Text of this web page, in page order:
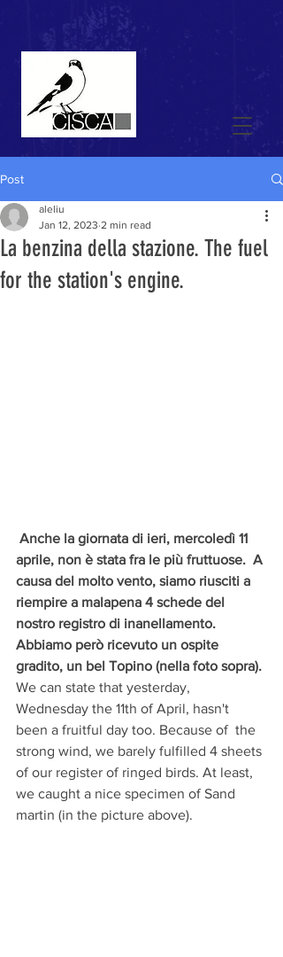
Post
La benzina della stazione. The fuel
for the station's engine.
aleliu
Jan 12, 2023 2 min read
Anche la giornata di ieri, mercoledì 11
aprile, non è stata fra le più fruttuose.  A
causa del molto vento, siamo riusciti a
riempire a malapena 4 schede del
nostro registro di inanellamento.
Abbiamo però ricevuto un ospite
gradito, un bel Topino (nella foto sopra).
We can state that yesterday,
Wednesday the 11th of April, hasn't
been a fruitful day too. Because of  the
strong wind, we barely fulfilled 4 sheets
of our register of ringed birds. At least,
we caught a nice specimen of Sand
martin (in the picture above).